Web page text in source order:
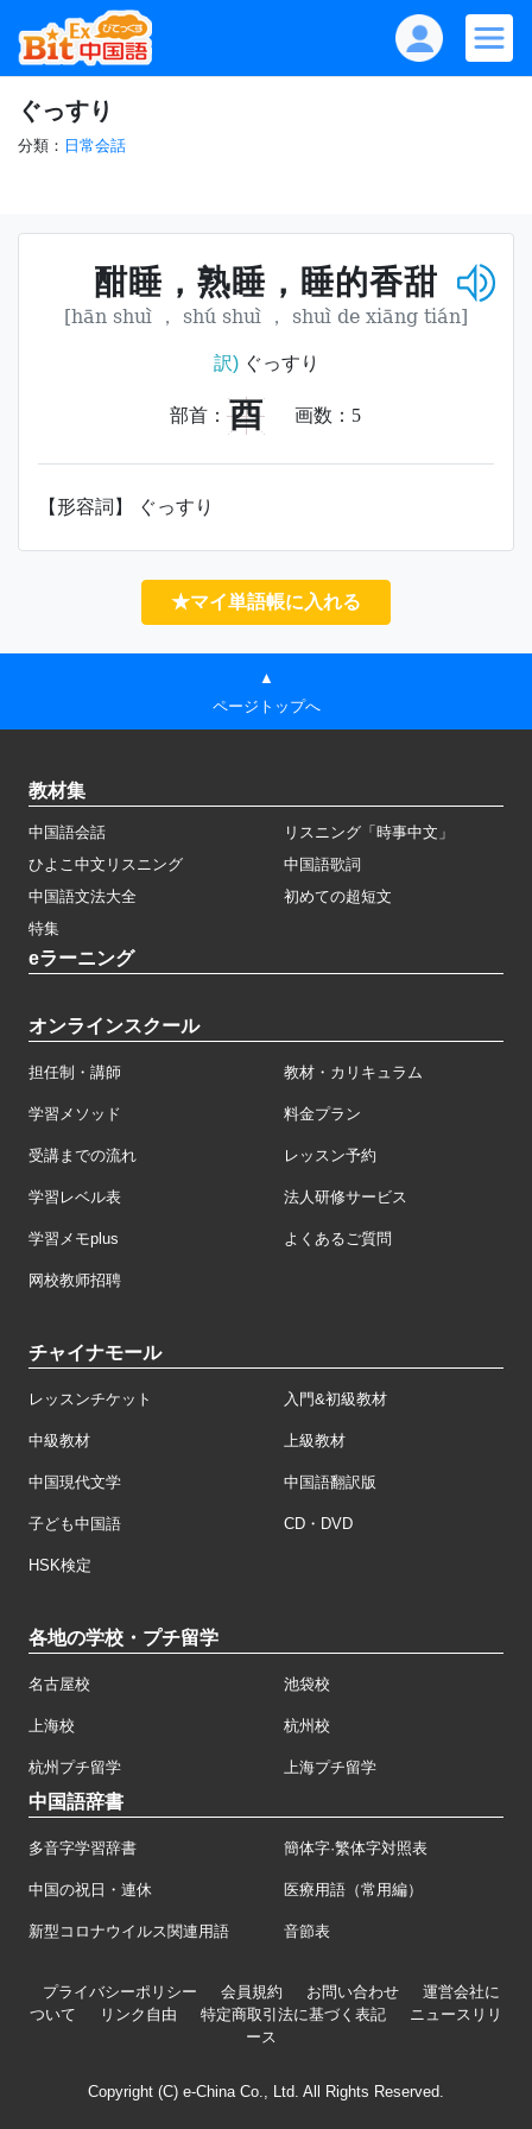
ぐっすり
分類： 日常会話
酣睡，熟睡，睡的香甜
[hān shuì ， shú shuì ， shuì de xiāng tián]
訳)ぐっすり
部首： 酉 画数： 5
【形容詞】 ぐっすり
★マイ単語帳に入れる
▲
ページトップへ
教材集
中国語会話
リスニング「時事中文」
ひよこ中文リスニング
中国語歌詞
中国語文法大全
初めての超短文
特集
eラーニング
オンラインスクール
担任制・講師 教材・カリキュラム
学習メソッド 料金プラン
受講までの流れ レッスン予約
学習レベル表 法人研修サービス
学習メモplus よくあるご質問
网校教师招聘
チャイナモール
レッスンチケット 入門&初級教材
中級教材 上級教材
中国現代文学 中国語翻訳版
子ども中国語 CD・DVD
HSK検定
各地の学校・プチ留学
名古屋校 池袋校
上海校 杭州校
杭州プチ留学 上海プチ留学
中国語辞書
多音字学習辞書 簡体字·繁体字対照表
中国の祝日・連休 医療用語（常用編）
新型コロナウイルス関連用語 音節表
プライバシーポリシー 会員規約 お問い合わせ
運営会社に
ついて
リンク自由 特定商取引法に基づく表記
ニュースリリ
ース
Copyright (C) e-China Co., Ltd. All Rights Reserved.